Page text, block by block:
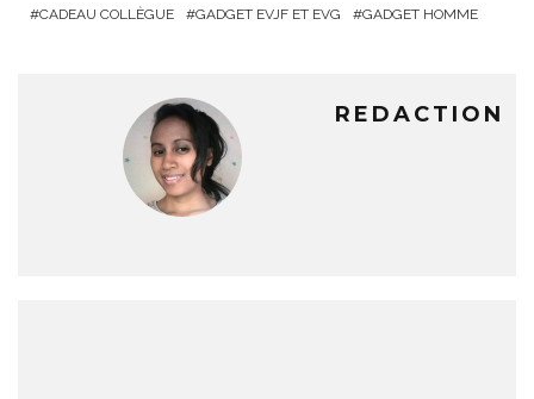
CADEAU COLLÈGUE GADGET EVJF ET EVG GADGET HOMME
REDACTION